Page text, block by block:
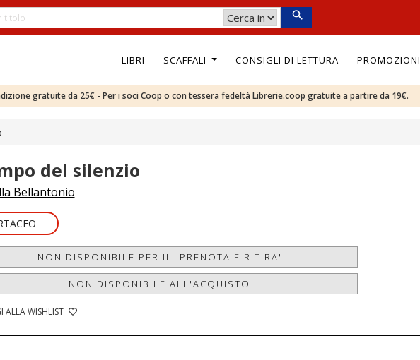
LIBRI SCAFFALI CONSIGLI DI LETTURA PROMOZIONI
gratuite da 25€ - Per i soci Coop o con tessera fedeltà Librerie.coop gratuite a partire da 19€.
del silenzio
Bellantonio
NON DISPONIBILE PER IL 'PRENOTA E RITIRA'
NON DISPONIBILE ALL'ACQUISTO
ALLA WISHLIST